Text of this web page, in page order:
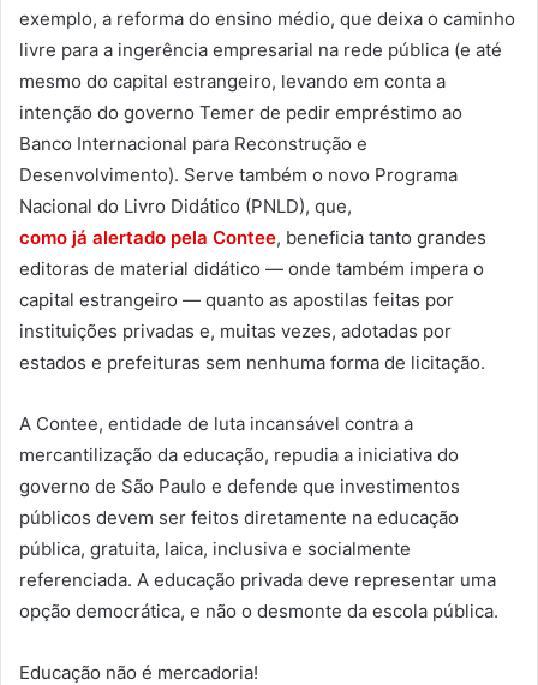
exemplo, a reforma do ensino médio, que deixa o caminho
livre para a ingerência empresarial na rede pública (e até
mesmo do capital estrangeiro, levando em conta a
intenção do governo Temer de pedir empréstimo ao
Banco Internacional para Reconstrução e
Desenvolvimento). Serve também o novo Programa
Nacional do Livro Didático (PNLD), que,
como já alertado pela Contee, beneficia tanto grandes
editoras de material didático — onde também impera o
capital estrangeiro — quanto as apostilas feitas por
instituições privadas e, muitas vezes, adotadas por
estados e prefeituras sem nenhuma forma de licitação.
A Contee, entidade de luta incansável contra a
mercantilização da educação, repudia a iniciativa do
governo de São Paulo e defende que investimentos
públicos devem ser feitos diretamente na educação
pública, gratuita, laica, inclusiva e socialmente
referenciada. A educação privada deve representar uma
opção democrática, e não o desmonte da escola pública.
Educação não é mercadoria!